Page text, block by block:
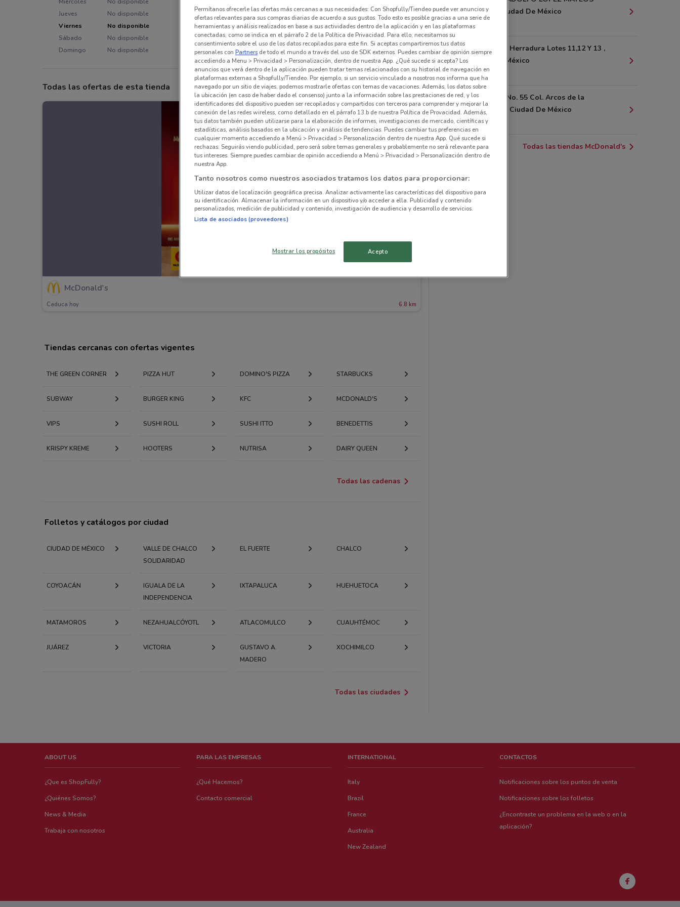
Jueves
No disponible
Viernes
No disponible
Sábado
No disponible
Domingo
No disponible
Todas las ofertas de esta tienda
McDonald's
Caduca hoy 6.8 km
NO.4991, Ciudad De México
8 km
Paseo de la Herradura Lotes 11,12 Y 13 ,
Ciudad De México
8.3 km
Redencion No. 55 Col. Arcos de la
Magdalena, Ciudad De México
9 km
Todas las tiendas McDonald's
Tiendas cercanas con ofertas vigentes
THE GREEN CORNER PIZZA HUT DOMINO'S PIZZA STARBUCKS
SUBWAY BURGER KING KFC MCDONALD'S
VIPS SUSHI ROLL SUSHI ITTO BENEDETTIS
KRISPY KREME HOOTERS NUTRISA DAIRY QUEEN
Todas las cadenas
Folletos y catálogos por ciudad
CIUDAD DE MÉXICO
VALLE DE CHALCO
SOLIDARIDAD
EL FUERTE CHALCO
COYOACÁN
IGUALA DE LA
INDEPENDENCIA
IXTAPALUCA HUEHUETOCA
MATAMOROS NEZAHUALCÓYOTL ATLACOMULCO CUAUHTÉMOC
JUÁREZ VICTORIA
GUSTAVO A.
MADERO
XOCHIMILCO
Todas las ciudades
ABOUT US
¿Que es ShopFully?
¿Quiénes Somos?
News & Media
Trabaja con nosotros
PARA LAS EMPRESAS
¿Qué Hacemos?
Contacto comercial
INTERNATIONAL
Italy
Brazil
France
Australia
New Zealand
CONTACTOS
Notificaciones sobre los puntos de venta
Notificaciones sobre los folletos
¿Encontraste un problema en la web o en la
aplicación?
Permítanos ofrecerle las ofertas más cercanas a sus necesidades: Con Shopfully/Tiendeo puede ver anuncios y
ofertas relevantes para sus compras diarias de acuerdo a sus gustos. Todo esto es posible gracias a una serie de
herramientas y análisis realizados en base a sus actividades dentro de la aplicación y en las plataformas
conectadas, como se indica en el párrafo 2 de la Política de Privacidad. Para ello, necesitamos su
consentimiento sobre el uso de los datos recopilados para este fin. Si aceptas compartiremos tus datos
personales con Partners de todo el mundo a través del uso de SDK externos. Puedes cambiar de opinión siempre
accediendo a Menu > Privacidad > Personalización, dentro de nuestra App. ¿Qué sucede si acepta? Los
anuncios que verá dentro de la aplicación pueden tratar temas relacionados con su historial de navegación en
plataformas externas a Shopfully/Tiendeo. Por ejemplo, si un servicio vinculado a nosotros nos informa que ha
navegado por un sitio de viajes, podemos mostrarle ofertas con temas de vacaciones. Además, los datos sobre
la ubicación (en caso de haber dado el consenso) junto a la información sobre las prestaciones de red, y los
identificadores del dispositivo pueden ser recopilados y compartidos con terceros para comprender y mejorar la
conexión de las redes wireless, como detallado en el párrafo 13.b de nuestra Política de Provacidad. Además,
tus datos también pueden utilizarse para la elaboración de informes, investigaciones de mercado, científicas y
estadísticas, análisis basados en la ubicación y análisis de tendencias. Puedes cambiar tus preferencias en
cualquier momento accediendo a Menú > Privacidad > Personalización dentro de nuestra App. Qué sucede si
rechazas: Seguirás viendo publicidad, pero será sobre temas generales y probablemente no será relevante para
tus intereses. Siempre puedes cambiar de opinión accediendo a Menú > Privacidad > Personalización dentro de
nuestra App.
Tanto nosotros como nuestros asociados tratamos los datos para proporcionar:
Utilizar datos de localización geográfica precisa. Analizar activamente las características del dispositivo para
su identificación. Almacenar la información en un dispositivo y/o acceder a ella. Publicidad y contenido
personalizados, medición de publicidad y contenido, investigación de audiencia y desarrollo de servicios.
Lista de asociados (proveedores)
Mostrar los propósitos Acepto